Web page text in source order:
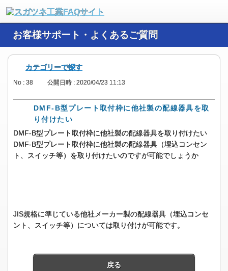
お客様サポート・よくあるご質問
カテゴリーで探す
No : 38 公開日時 : 2020/04/23 11:13
DMF-B型プレート取付枠に他社製の配線器具を取
り付けたい
DMF-B型プレート取付枠に他社製の配線器具を取り付けたい
DMF-B型プレート取付枠に他社製の配線器具（埋込コンセン
ト、スイッチ等）を取り付けたいのですが可能でしょうか
JIS規格に準じている他社メーカー製の配線器具（埋込コンセ
ント、スイッチ等）については取り付けが可能です。
戻る